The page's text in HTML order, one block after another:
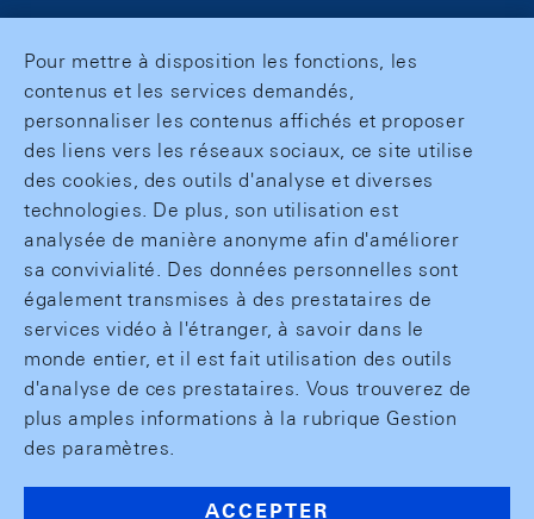
Pour mettre à disposition les fonctions, les
contenus et les services demandés,
personnaliser les contenus affichés et proposer
des liens vers les réseaux sociaux, ce site utilise
des cookies, des outils d'analyse et diverses
technologies. De plus, son utilisation est
analysée de manière anonyme afin d'améliorer
sa convivialité. Des données personnelles sont
également transmises à des prestataires de
services vidéo à l'étranger, à savoir dans le
monde entier, et il est fait utilisation des outils
d'analyse de ces prestataires. Vous trouverez de
plus amples informations à la rubrique Gestion
des paramètres.
ACCEPTER